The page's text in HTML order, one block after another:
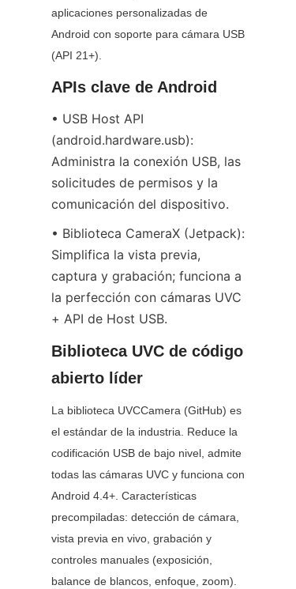
aplicaciones personalizadas de
Android con soporte para cámara USB
(API 21+).
APIs clave de Android
• USB Host API
(android.hardware.usb):
Administra la conexión USB, las
solicitudes de permisos y la
comunicación del dispositivo.
• Biblioteca CameraX (Jetpack):
Simplifica la vista previa,
captura y grabación; funciona a
la perfección con cámaras UVC
+ API de Host USB.
Biblioteca UVC de código
abierto líder
La biblioteca UVCCamera (GitHub) es
el estándar de la industria. Reduce la
codificación USB de bajo nivel, admite
todas las cámaras UVC y funciona con
Android 4.4+. Características
precompiladas: detección de cámara,
vista previa en vivo, grabación y
controles manuales (exposición,
balance de blancos, enfoque, zoom).